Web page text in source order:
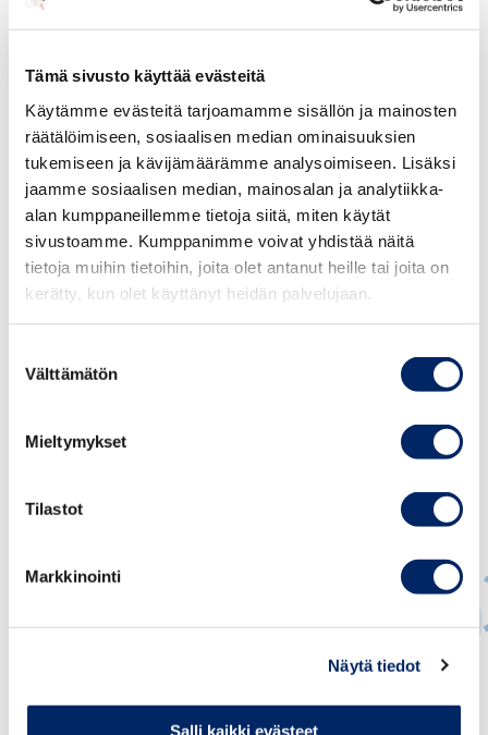
Tämä sivusto käyttää evästeitä
Käytämme evästeitä tarjoamamme sisällön ja mainosten
räätälöimiseen, sosiaalisen median ominaisuuksien
tukemiseen ja kävijämäärämme analysoimiseen. Lisäksi
jaamme sosiaalisen median, mainosalan ja analytiikka-
alan kumppaneillemme tietoja siitä, miten käytät
sivustoamme. Kumppanimme voivat yhdistää näitä
tietoja muihin tietoihin, joita olet antanut heille tai joita on
kerätty, kun olet käyttänyt heidän palvelujaan.
valinta
Välttämätön
Mieltymykset
Tilastot
Markkinointi
Näytä tiedot
Salli kaikki evästeet
men utgångsläget är bättre än det har varit på länge och
Samhällena öppnar upp tack vare vaccinationerna
samtidigt som bland annat EU:s stora stimulanspaket för
in nya pengar i systemet. Finland väljer trots de goda
förutsättningarna att skjuta upp nödvändiga reformer
och driva upp skuldsättningen till nya rekordnivåer.
Kirjoitus on julkaistu alunperin HBL:ssä 1.10.2021.